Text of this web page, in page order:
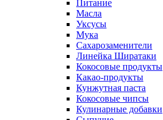
Питание
Масла
Уксусы
Мука
Сахарозаменители
Линейка Ширатаки
Кокосовые продукты
Какао-продукты
Кунжутная паста
Кокосовые чипсы
Кулинарные добавки